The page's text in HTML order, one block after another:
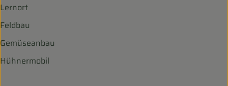
Lernort
Feldbau
Gemüseanbau
Hühnermobil